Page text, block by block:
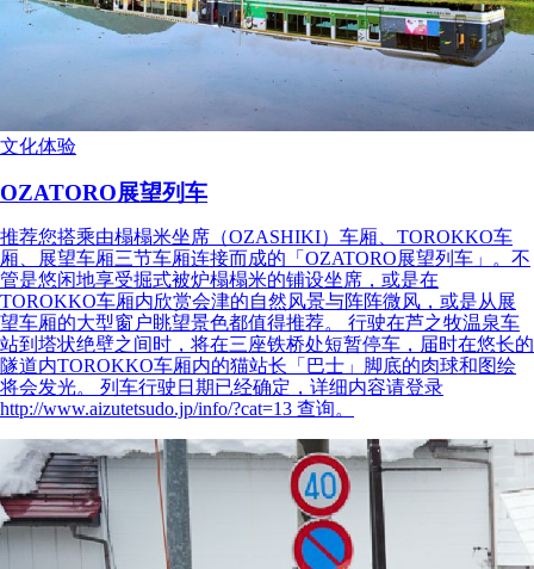
文化体验
OZATORO展望列车
推荐您搭乘由榻榻米坐席（OZASHIKI）车厢、TOROKKO车
厢、展望车厢三节车厢连接而成的「OZATORO展望列车」。不
管是悠闲地享受掘式被炉榻榻米的铺设坐席，或是在
TOROKKO车厢内欣赏会津的自然风景与阵阵微风，或是从展
望车厢的大型窗户眺望景色都值得推荐。 行驶在芦之牧温泉车
站到塔状绝壁之间时，将在三座铁桥处短暂停车，届时在悠长的
隧道内TOROKKO车厢内的猫站长「巴士」脚底的肉球和图绘
将会发光。 列车行驶日期已经确定，详细内容请登录
http://www.aizutetsudo.jp/info/?cat=13 查询。